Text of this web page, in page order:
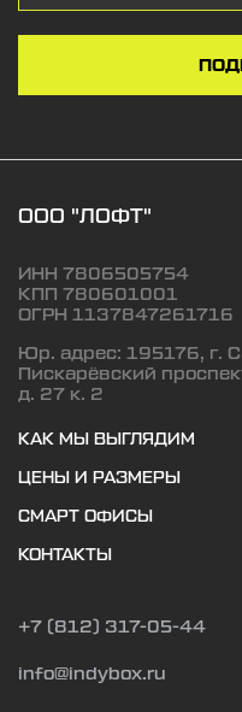
ООО "ЛОФТ"
ИНН 7806505754
КПП 780601001
ОГРН 1137847261716
Юр. адрес: 195176, г.
Пискарёвский
д. 27 к. 2
КАК МЫ ВЫГЛЯДИМ
ЦЕНЫ И РАЗМЕРЫ
СМАРТ ОФИСЫ
КОНТАКТЫ
+7 (812) 317-05-44
info@indybox.ru